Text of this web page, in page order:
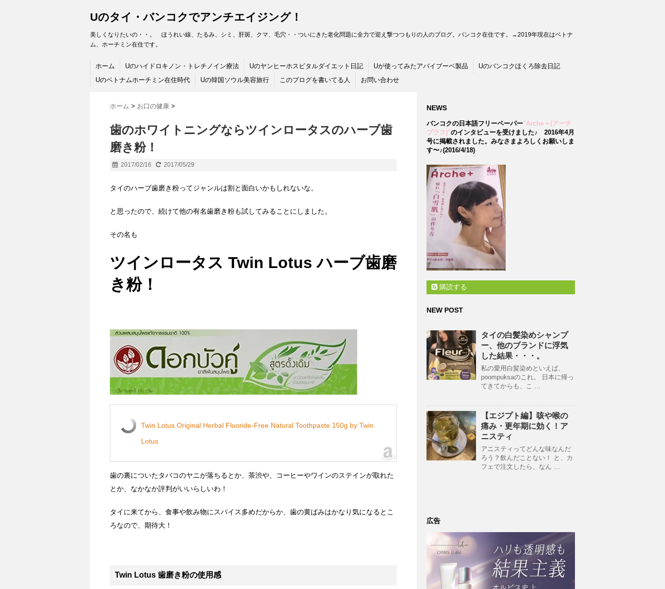
Uのタイ・バンコクでアンチエイジング！
美しくなりたいの・・。 ほうれい線、たるみ、シミ、肝斑、クマ、毛穴・・ついにきた老化問題に全力で迎え撃つつもりの人のブログ。バンコク在住です。→2019年現在はベトナ
ム、ホーチミン在住です。
ホーム Uのハイドロキノン・トレチノイン療法 Uのヤンヒーホスピタルダイエット日記 Uが使ってみたアバイブーベ製品
Uのバンコクほくろ除去日記
Uのベトナムホーチミン在住時代
Uの韓国ソウル美容旅行 このブログを書いてる人 お問い合わせ
ホーム > お口の健康 >
歯のホワイトニングならツインロータスのハーブ歯
磨き粉！
2017/02/16 2017/05/29
タイのハーブ歯磨き粉ってジャンルは割と面白いかもしれないな。
と思ったので、続けて他の有名歯磨き粉も試してみることにしました。
その名も
ツインロータス Twin Lotus ハーブ歯磨
き粉！
Twin Lotus Original Herbal Fluoride-Free Natural Toothpaste 150g by Twin
Lotus
歯の裏についたタバコのヤニが落ちるとか、茶渋や、コーヒーやワインのステインが取れた
とか、なかなか評判がいいらしいわ！
タイに来てから、食事や飲み物にスパイス多めだからか、歯の黄ばみはかなり気になるとこ
ろなので、期待大！
Twin Lotus 歯磨き粉の使用感
NEWS
バンコクの日本語フリーペーパー"Arche＋(アーチ
プラス)"のインタビューを受けました♪ 2016年4月
号に掲載されました。みなさまよろしくお願いしま
す〜♪(2016/4/18)
購読する
NEW POST
タイの白髪染めシャンプ
ー、他のブランドに浮気
した結果・・・。
私の愛用白髪染めといえば、
poompuksaのこれ。 日本に帰っ
てきてからも、こ …
【エジプト編】咳や喉の
痛み・更年期に効く！ア
ニスティ
アニスティってどんな味なんだ
ろう？飲んだことない！ と、カ
フェで注文したら、なん …
広告